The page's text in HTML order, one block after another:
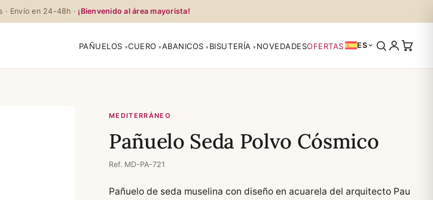
Envío en 24-48h · ¡Bienvenido al área mayorista!
PAÑUELOS CUERO ABANICOS BISUTERÍA NOVEDADESOFERTAS ES
MEDITERRÁNEO
Pañuelo Seda Polvo Cósmico
Ref. MD-PA-721
Pañuelo de seda muselina con diseño en acuarela del arquitecto Pau